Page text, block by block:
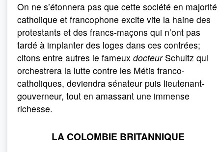
On ne s’étonnera pas que cette société en majorité
catholique et francophone excite vite la haine des
protestants et des francs-maçons qui n’ont pas
tardé à implanter des loges dans ces contrées;
citons entre autres le fameux docteur Schultz qui
orchestrera la lutte contre les Métis franco-
catholiques, deviendra sénateur puis lieutenant-
gouverneur, tout en amassant une immense
richesse.
LA COLOMBIE BRITANNIQUE